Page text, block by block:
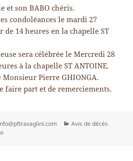
et son BABO chéris.
condoléances le mardi 27
de 14 heures en la chapelle ST
sera célébrée le Mercredi 28
à la chapelle ST ANTOINE.
Pierre GHIONGA.
faire part et de remerciements.
Catégories
Avis de décés